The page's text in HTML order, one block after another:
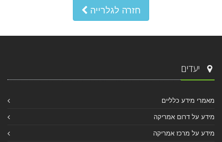
חזרה לגלרייה
יעדים
מאמרי מידע כלליים
מידע על דרום אמריקה
מידע על מרכז אמריקה